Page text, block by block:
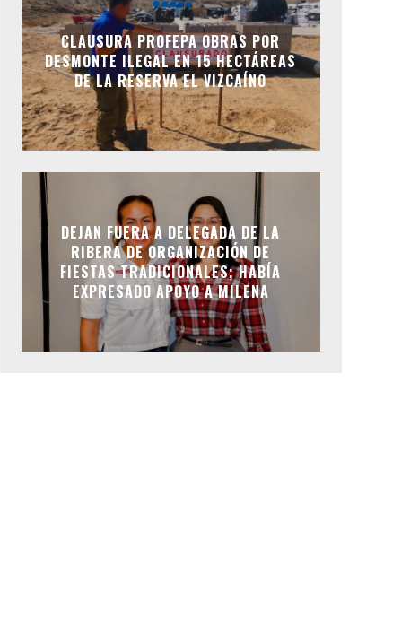
CLAUSURA PROFEPA OBRAS POR
DESMONTE ILEGAL EN 15 HECTÁREAS
DE LA RESERVA EL VIZCAÍNO
DEJAN FUERA A DELEGADA DE LA
RIBERA DE ORGANIZACIÓN DE
FIESTAS TRADICIONALES; HABÍA
EXPRESADO APOYO A MILENA